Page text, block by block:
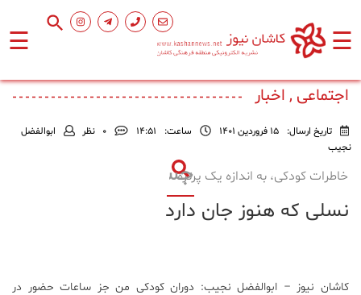
☰ ☰
اصلی
اجتماعی
و
اجتماعی , اخبار
تاریخ ارسال: 15 فروردین 1401 ساعت: ۱۴:۵۱ 0 نظر
ابوالفضل
نجیب
خاطرات کودکی، به اندازه یک پرتره
نسلی که هنوز جان دارد
کاشان نیوز – ابوالفضل نجیب: دوران کودکی من جز ساعات حضور در